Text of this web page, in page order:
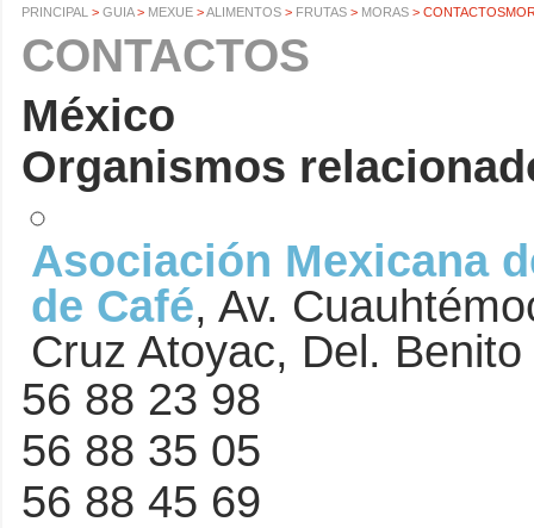
PRINCIPAL > GUIA> MEXUE >ALIMENTOS > FRUTAS > MORAS >
CONTACTOS
México
Organismos
Asociación Mexicana
de Café, Av.
Cruz Atoyac, Del.
56 88 23 98
56 88 35 05
56 88 45 69